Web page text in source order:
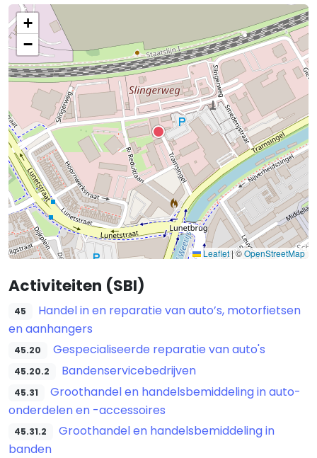
+
−
Leaflet|©OpenStreetMap
Activiteiten (SBI)
45
Handel in en reparatie van auto’s, motorfietsen
en aanhangers
45.20 Gespecialiseerde reparatie van auto's
45.20.2 Bandenservicebedrijven
45.31
Groothandel en handelsbemiddeling in auto-
onderdelen en -accessoires
45.31.2
Groothandel en handelsbemiddeling in
banden